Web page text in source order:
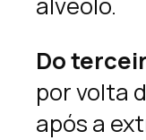
Do
por volta
após a